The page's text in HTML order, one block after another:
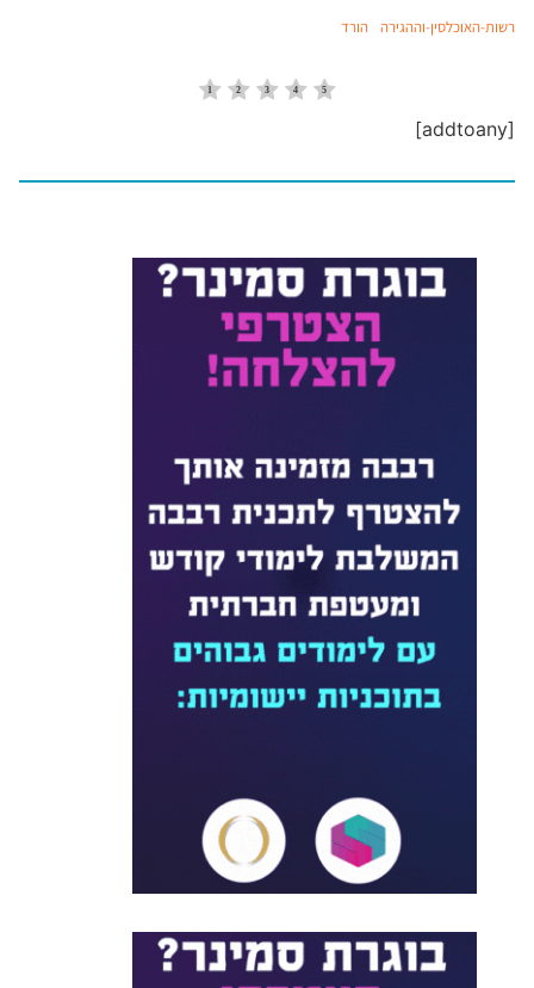
רשות-האוכלסין-וההגירה הורד
[addtoany]